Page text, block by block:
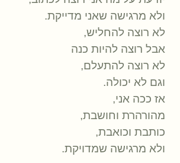
ולא מרגישה שאני מדייקת.
לא רוצה להחליש,
אבל רוצה להיות כנה
לא רוצה להתעלם,
וגם לא יכולה.
אז ככה אני,
מהורהרת וחושבת,
כותבת וכואבת,
ולא מרגישה שמדויקת.